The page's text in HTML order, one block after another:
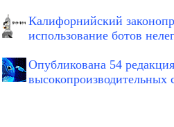
Калифорнийский
использование ботов
Опубликована 54
высокопроизводительных